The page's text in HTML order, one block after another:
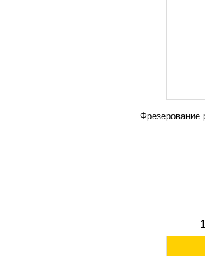
Фрезерование